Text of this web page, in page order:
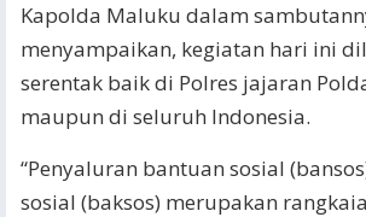
Kapolda Maluku dalam
menyampaikan, kegiatan hari ini
serentak baik di Polres jajaran
maupun di seluruh Indonesia.
“Penyaluran bantuan sosial
sosial (baksos) merupakan